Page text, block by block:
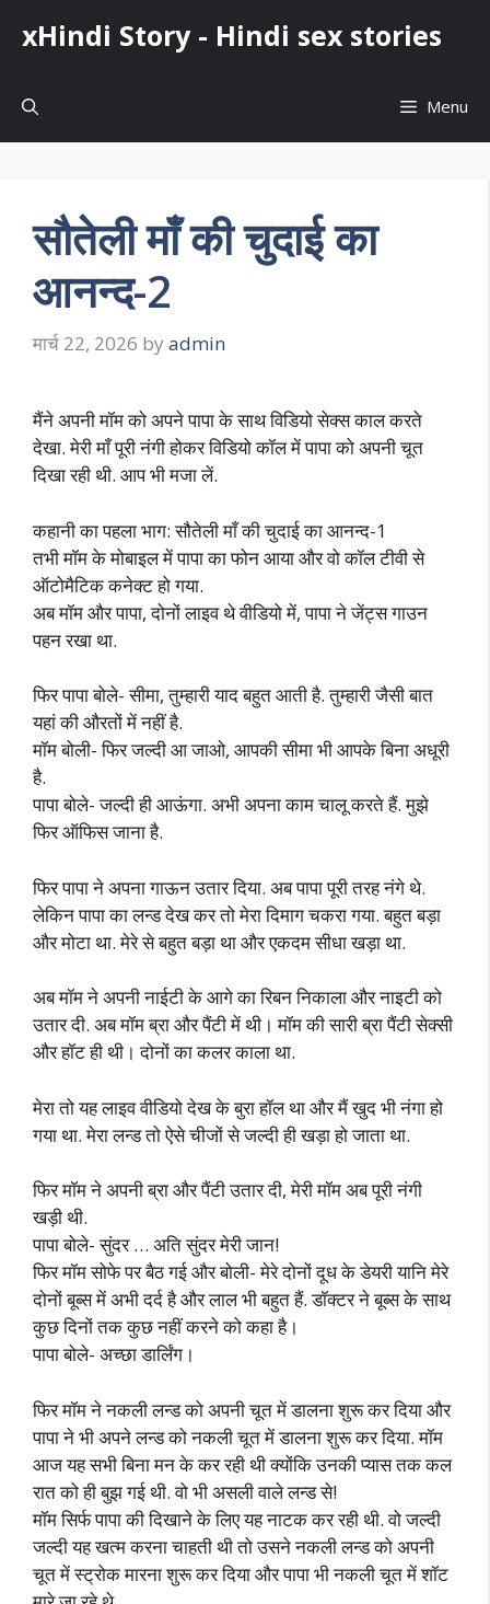
xHindi Story - Hindi sex stories
Menu
सौतेली माँ की चुदाई का
आनन्द-2
मार्च 22, 2026 by admin
मैंने अपनी मॉम को अपने पापा के साथ विडियो सेक्स काल करते
देखा. मेरी माँ पूरी नंगी होकर विडियो कॉल में पापा को अपनी चूत
दिखा रही थी. आप भी मजा लें.
कहानी का पहला भाग: सौतेली माँ की चुदाई का आनन्द-1
तभी मॉम के मोबाइल में पापा का फोन आया और वो कॉल टीवी से
ऑटोमैटिक कनेक्ट हो गया.
अब मॉम और पापा, दोनों लाइव थे वीडियो में, पापा ने जेंट्स गाउन
पहन रखा था.
फिर पापा बोले- सीमा, तुम्हारी याद बहुत आती है. तुम्हारी जैसी बात
यहां की औरतों में नहीं है.
मॉम बोली- फिर जल्दी आ जाओ, आपकी सीमा भी आपके बिना अधूरी
है.
पापा बोले- जल्दी ही आऊंगा. अभी अपना काम चालू करते हैं. मुझे
फिर ऑफिस जाना है.
फिर पापा ने अपना गाऊन उतार दिया. अब पापा पूरी तरह नंगे थे.
लेकिन पापा का लन्ड देख कर तो मेरा दिमाग चकरा गया. बहुत बड़ा
और मोटा था. मेरे से बहुत बड़ा था और एकदम सीधा खड़ा था.
अब मॉम ने अपनी नाईटी के आगे का रिबन निकाला और नाइटी को
उतार दी. अब मॉम ब्रा और पैंटी में थी। मॉम की सारी ब्रा पैंटी सेक्सी
और हॉट ही थी। दोनों का कलर काला था.
मेरा तो यह लाइव वीडियो देख के बुरा हॉल था और मैं खुद भी नंगा हो
गया था. मेरा लन्ड तो ऐसे चीजों से जल्दी ही खड़ा हो जाता था.
फिर मॉम ने अपनी ब्रा और पैंटी उतार दी, मेरी मॉम अब पूरी नंगी
खड़ी थी.
पापा बोले- सुंदर … अति सुंदर मेरी जान!
फिर मॉम सोफे पर बैठ गई और बोली- मेरे दोनों दूध के डेयरी यानि मेरे
दोनों बूब्स में अभी दर्द है और लाल भी बहुत हैं. डॉक्टर ने बूब्स के साथ
कुछ दिनों तक कुछ नहीं करने को कहा है।
पापा बोले- अच्छा डार्लिंग।
फिर मॉम ने नकली लन्ड को अपनी चूत में डालना शुरू कर दिया और
पापा ने भी अपने लन्ड को नकली चूत में डालना शुरू कर दिया. मॉम
आज यह सभी बिना मन के कर रही थी क्योंकि उनकी प्यास तक कल
रात को ही बुझ गई थी. वो भी असली वाले लन्ड से!
मॉम सिर्फ पापा की दिखाने के लिए यह नाटक कर रही थी. वो जल्दी
जल्दी यह खत्म करना चाहती थी तो उसने नकली लन्ड को अपनी
चूत में स्ट्रोक मारना शुरू कर दिया और पापा भी नकली चूत में शॉट